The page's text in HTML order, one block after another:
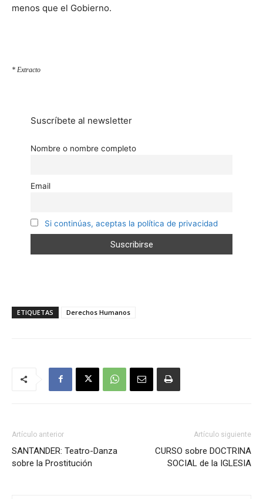
menos que el Gobierno.
* Extracto
Suscríbete al newsletter
Nombre o nombre completo
Email
Si continúas, aceptas la política de privacidad
ETIQUETAS Derechos Humanos
Artículo anterior
SANTANDER: Teatro-Danza
sobre la Prostitución
Artículo siguiente
CURSO sobre DOCTRINA
SOCIAL de la IGLESIA